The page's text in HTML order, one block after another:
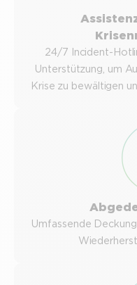
24/7 Incident-
Unterstützung, um
Krise zu bewältigen
Umfassende